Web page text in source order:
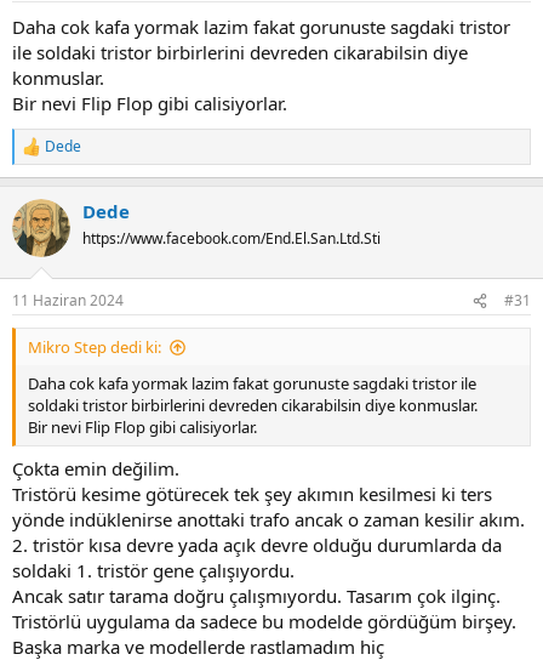
Daha cok kafa yormak lazim fakat gorunuste sagdaki tristor
ile soldaki tristor birbirlerini devreden cikarabilsin diye
konmuslar.
Bir nevi Flip Flop gibi calisiyorlar.
R
e
c
t
i
s
:
Dede
Dede
https://www.facebook.com/End.El.San.Ltd.Sti
11 Haziran 2024 #31
Mikro Step dedi ki:
Daha cok kafa yormak lazim fakat gorunuste sagdaki tristor ile
soldaki tristor birbirlerini devreden cikarabilsin diye konmuslar.
Bir nevi Flip Flop gibi calisiyorlar.
Çokta emin değilim.
Tristörü kesime götürecek tek şey akımın kesilmesi ki ters
yönde indüklenirse anottaki trafo ancak o zaman kesilir akım.
2. tristör kısa devre yada açık devre olduğu durumlarda da
soldaki 1. tristör gene çalışıyordu.
Ancak satır tarama doğru çalışmıyordu. Tasarım çok ilginç.
Tristörlü uygulama da sadece bu modelde gördüğüm birşey.
Başka marka ve modellerde rastlamadım hiç